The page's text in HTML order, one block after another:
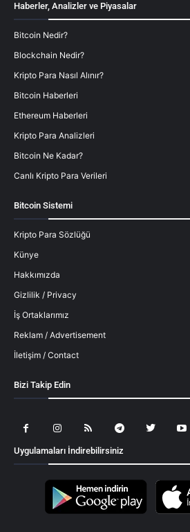
Haberler, Analizler ve Piyasalar
Bitcoin Nedir?
Blockchain Nedir?
Kripto Para Nasıl Alınır?
Bitcoin Haberleri
Ethereum Haberleri
Kripto Para Analizleri
Bitcoin Ne Kadar?
Canlı Kripto Para Verileri
Bitcoin Sistemi
Kripto Para Sözlüğü
Künye
Hakkımızda
Gizlilik / Privacy
İş Ortaklarımız
Reklam / Advertisement
İletişim / Contact
Bizi Takip Edin
Uygulamaları İndirebilirsiniz